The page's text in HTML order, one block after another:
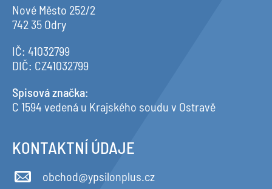
Nové Město 252/2
742 35 Odry
IČ: 41032799
DIČ: CZ41032799
Spisová značka:
C 1594 vedená u Krajského soudu v Ostravě
KONTAKTNÍ ÚDAJE
obchod@ypsilonplus.cz